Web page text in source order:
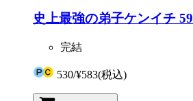
史上最強の弟子ケンイチ 59
完結
530/¥583(税込)